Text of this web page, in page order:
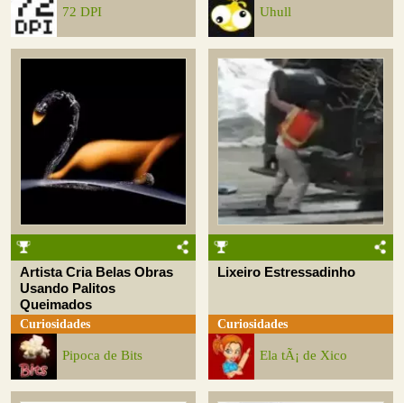
72 DPI Uhull
Artista Cria Belas Obras
Usando Palitos
Queimados
Curiosidades
Pipoca de Bits
Lixeiro Estressadinho
Curiosidades
Ela tÃ¡ de Xico